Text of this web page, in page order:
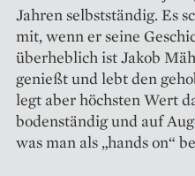
Jahren selbst­ständig. Es
mit, wenn er seine
überheblich ist Jakob
genießt und lebt den
legt aber höchsten Wert
bodenständig und auf
was man als „hands on“